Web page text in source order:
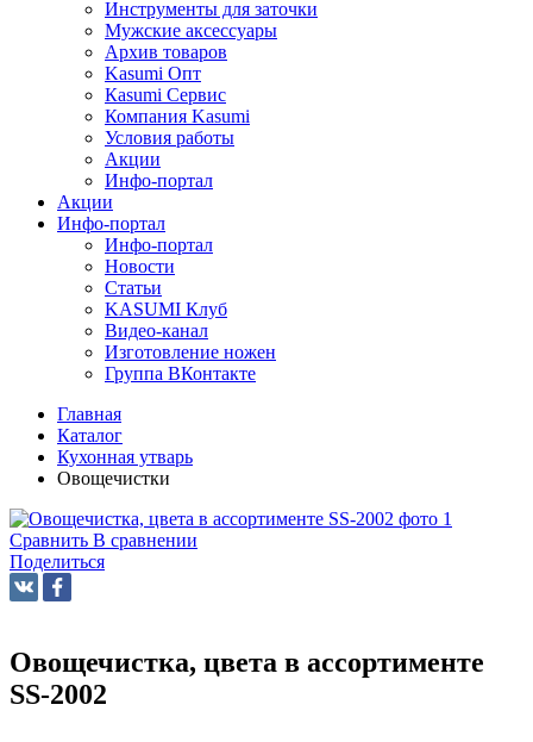
Инструменты для заточки
Мужские аксессуары
Архив товаров
Kasumi Опт
Кasumi Сервис
Компания Kasumi
Условия работы
Акции
Инфо-портал
Акции
Инфо-портал
Инфо-портал
Новости
Статьи
KASUMI Клуб
Видео-канал
Изготовление ножен
Группа ВКонтакте
Главная
Каталог
Кухонная утварь
Овощечистки
Сравнить В сравнении
Поделиться
Овощечистка, цвета в ассортименте
SS-2002